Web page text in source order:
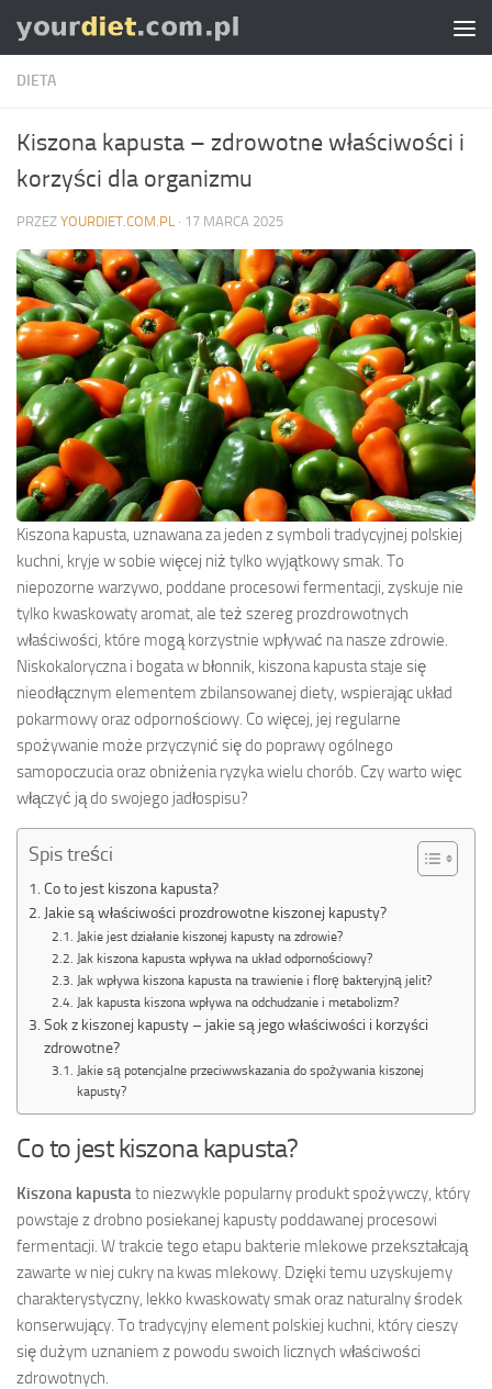
Skip to content
DIETA
Kiszona kapusta – zdrowotne właściwości i
korzyści dla organizmu
PRZEZ YOURDIET.COM.PL · 17 MARCA 2025
Kiszona kapusta, uznawana za jeden z symboli tradycyjnej polskiej
kuchni, kryje w sobie więcej niż tylko wyjątkowy smak. To
niepozorne warzywo, poddane procesowi fermentacji, zyskuje nie
tylko kwaskowaty aromat, ale też szereg prozdrowotnych
właściwości, które mogą korzystnie wpływać na nasze zdrowie.
Niskokaloryczna i bogata w błonnik, kiszona kapusta staje się
nieodłącznym elementem zbilansowanej diety, wspierając układ
pokarmowy oraz odpornościowy. Co więcej, jej regularne
spożywanie może przyczynić się do poprawy ogólnego
samopoczucia oraz obniżenia ryzyka wielu chorób. Czy warto więc
włączyć ją do swojego jadłospisu?
Spis treści
Co to jest kiszona kapusta?
Jakie są właściwości prozdrowotne kiszonej kapusty?
Jakie jest działanie kiszonej kapusty na zdrowie?
Jak kiszona kapusta wpływa na układ odpornościowy?
Jak wpływa kiszona kapusta na trawienie i florę bakteryjną jelit?
Jak kapusta kiszona wpływa na odchudzanie i metabolizm?
Sok z kiszonej kapusty – jakie są jego właściwości i korzyści
zdrowotne?
Jakie są potencjalne przeciwwskazania do spożywania kiszonej
kapusty?
Co to jest kiszona kapusta?
Kiszona kapustato niezwykle popularny produkt spożywczy, który
powstaje z drobno posiekanej kapusty poddawanej procesowi
fermentacji. W trakcie tego etapu bakterie mlekowe przekształcają
zawarte w niej cukry na kwas mlekowy. Dzięki temu uzyskujemy
charakterystyczny, lekko kwaskowaty smak oraz naturalny środek
konserwujący. To tradycyjny element polskiej kuchni, który cieszy
się dużym uznaniem z powodu swoich licznych właściwości
zdrowotnych.